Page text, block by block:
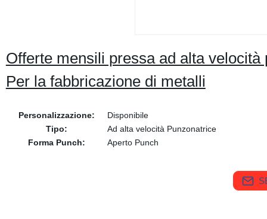
Offerte mensili pressa ad alta
Per la fabbricazione di metalli
Personalizzazione:
Disponibile
Tipo:
Ad alta velocità Punzonatrice
Forma Punch:
Aperto Punch